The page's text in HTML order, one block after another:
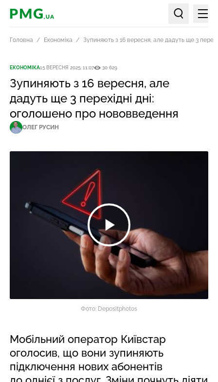
PMG.ua
Пошук по
Головна Економіка Зупиняють з 16 вересня, але дадуть ще 3
ЕКОНОМІКА15 ВЕРЕСНЯ 2025, 11:07 30 629
Зупиняють з 16 вересня, але
дадуть ще 3 перехідні дні:
оголошено про нововведення
ОЛЕГ РУСИН
Фото: Depositphotos
Мобільний оператор Київстар
оголосив, що вони зупиняють
підключення нових абонентів